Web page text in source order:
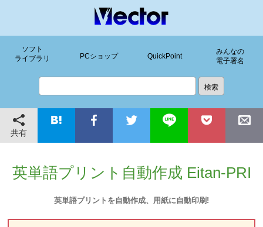
ソフト
ライブラリ
PCショップ QuickPoint
みんなの
電子署名
共有
英単語プリント自動作成 Eitan-PRI
英単語プリントを自動作成、用紙に自動印刷!